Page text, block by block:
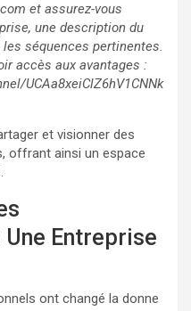
et assurez-vous
une description du
séquences pertinentes.
accès aux avantages :
UCAa8xeiClZ6hV1CNNk
et visionner des
offrant ainsi un espace
Entreprise
ont changé la donne